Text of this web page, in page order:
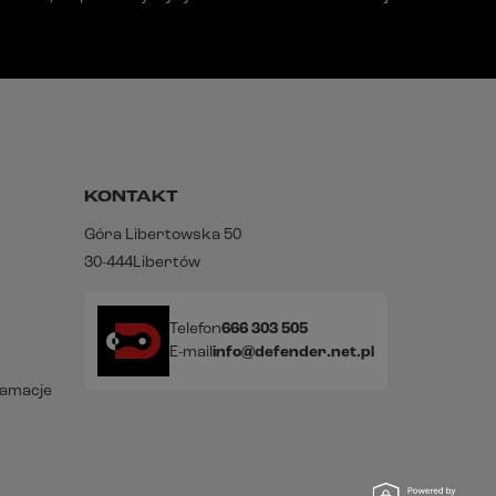
KONTAKT
Góra Libertowska 50
30-444Libertów
Telefon666 303 505
E-mailinfo@defender.net.pl